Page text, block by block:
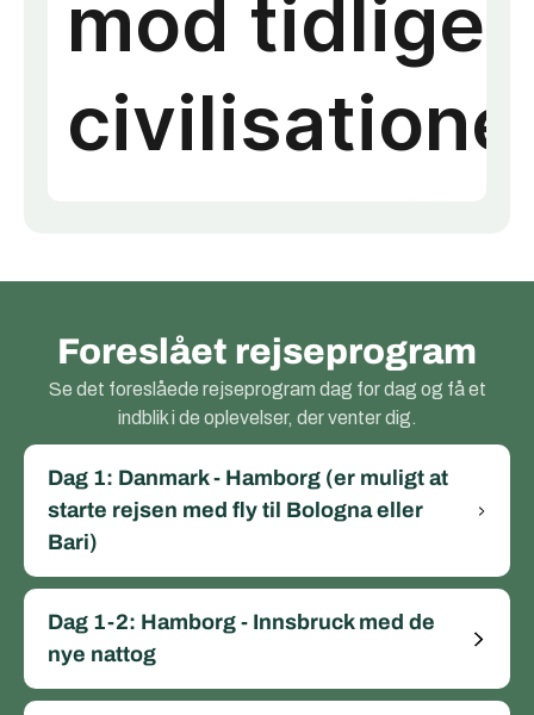
Foreslået rejseprogram
Se det foreslåede rejseprogram dag for dag og få et
indblik i de oplevelser, der venter dig.
Dag 1: Danmark - Hamborg (er muligt at
starte rejsen med fly til Bologna eller
Bari)
Dag 1-2: Hamborg - Innsbruck med de
nye nattog